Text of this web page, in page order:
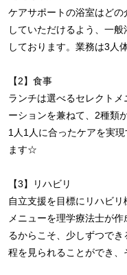
ケアサポートの浴室はど
していただけるよう、一
しております。業務は3人
【2】食事
ランチは選べるセレクト
ーションを兼ねて、2種類
1人1人に合ったケアを実
ます☆
【3】リハビリ
自立支援を目標にリハビ
メニューを理学療法士が
るからこそ、少しずつで
程を見られることができ、